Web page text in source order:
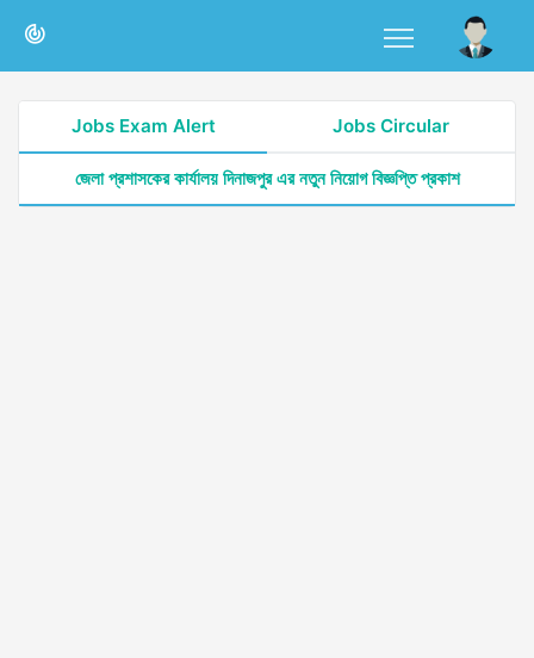
Jobs Exam Alert Jobs Circular
জেলা প্রশাসকের কার্যালয় দিনাজপুর এর নতুন নিয়োগ বিজ্ঞপ্তি প্রকাশ